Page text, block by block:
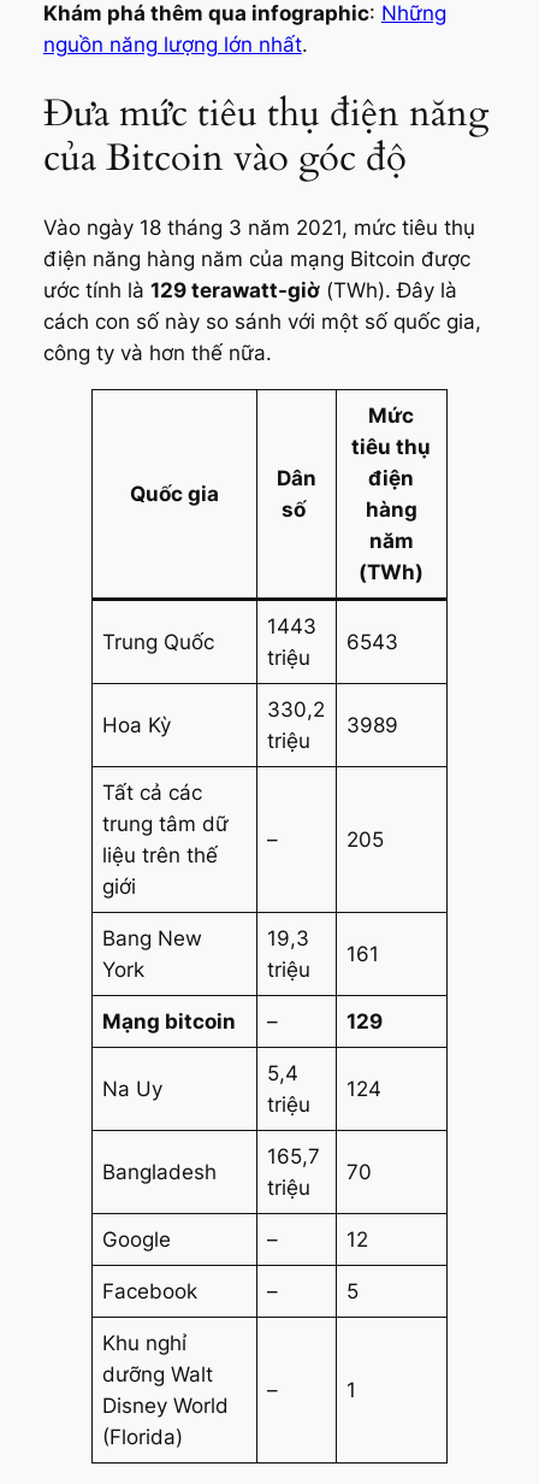
Khám phá thêm qua infographic: Những
nguồn năng lượng lớn nhất.
Đưa mức tiêu thụ điện năng
của Bitcoin vào góc độ
Vào ngày 18 tháng 3 năm 2021, mức tiêu thụ
điện năng hàng năm của mạng Bitcoin được
ước tính là 129 terawatt-giờ(TWh). Đây là
cách con số này so sánh với một số quốc gia,
công ty và hơn thế nữa.
Quốc gia
Dân
số
Mức
tiêu thụ
điện
hàng
năm
(TWh)
Trung Quốc
1443
triệu
6543
Hoa Kỳ
330,2
triệu
3989
Tất cả các
trung tâm dữ
liệu trên thế
giới
– 205
Bang New
York
19,3
triệu
161
Mạng bitcoin – 129
Na Uy
5,4
triệu
124
Bangladesh
165,7
triệu
70
Google – 12
Facebook – 5
Khu nghỉ
dưỡng Walt
Disney World
(Florida)
– 1